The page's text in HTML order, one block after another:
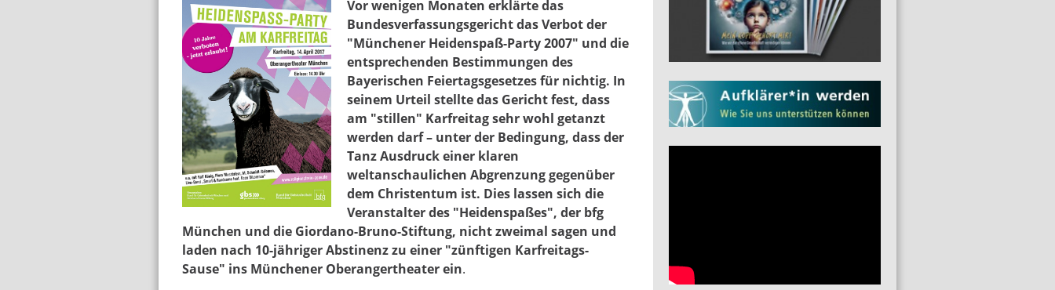
heidenspass_karfreitag2017.jpg
Vor wenigen Monaten erklärte das
Bundesverfassungsgericht das Verbot der
"Münchener Heidenspaß-Party 2007" und die
entsprechenden Bestimmungen des
Bayerischen Feiertagsgesetzes für nichtig. In
seinem Urteil stellte das Gericht fest, dass
am "stillen" Karfreitag sehr wohl getanzt
werden darf – unter der Bedingung, dass der
Tanz Ausdruck einer klaren
weltanschaulichen Abgrenzung gegenüber
dem Christentum ist. Dies lassen sich die
Veranstalter des "Heidenspaßes", der bfg
München und die Giordano-Bruno-Stiftung, nicht zweimal sagen und
laden nach 10-jähriger Abstinenz zu einer "zünftigen Karfreitags-
Sause" ins Münchener Oberangertheater ein.